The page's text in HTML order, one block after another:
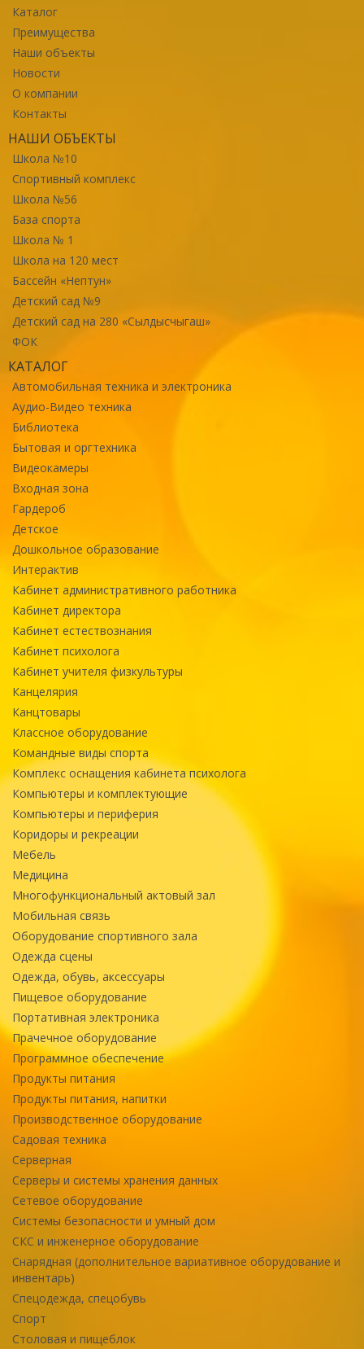
Каталог
Преимущества
Наши объекты
Новости
О компании
Контакты
НАШИ ОБЪЕКТЫ
Школа №10
Спортивный комплекс
Школа №56
База спорта
Школа № 1
Школа на 120 мест
Бассейн «Нептун»
Детский сад №9
Детский сад на 280 «Сылдысчыгаш»
ФОК
КАТАЛОГ
Автомобильная техника и электроника
Аудио-Видео техника
Библиотека
Бытовая и оргтехника
Видеокамеры
Входная зона
Гардероб
Детское
Дошкольное образование
Интерактив
Кабинет административного работника
Кабинет директора
Кабинет естествознания
Кабинет психолога
Кабинет учителя физкультуры
Канцелярия
Канцтовары
Классное оборудование
Командные виды спорта
Комплекс оснащения кабинета психолога
Компьютеры и комплектующие
Компьютеры и периферия
Коридоры и рекреации
Мебель
Медицина
Многофункциональный актовый зал
Мобильная связь
Оборудование спортивного зала
Одежда сцены
Одежда, обувь, аксессуары
Пищевое оборудование
Портативная электроника
Прачечное оборудование
Программное обеспечение
Продукты питания
Продукты питания, напитки
Производственное оборудование
Садовая техника
Серверная
Серверы и системы хранения данных
Сетевое оборудование
Системы безопасности и умный дом
СКС и инженерное оборудование
Снарядная (дополнительное вариативное оборудование и
инвентарь)
Спецодежда, спецобувь
Спорт
Столовая и пищеблок